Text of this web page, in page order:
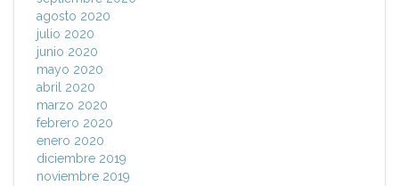
agosto 2020
julio 2020
junio 2020
mayo 2020
abril 2020
marzo 2020
febrero 2020
enero 2020
diciembre 2019
noviembre 2019